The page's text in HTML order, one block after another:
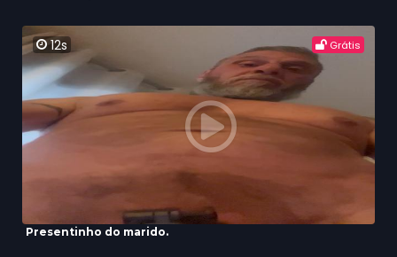
12s Grátis
Presentinho do marido.